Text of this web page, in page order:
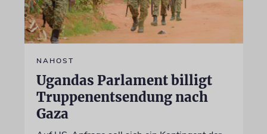
NAHOST
Ugandas Parlament billigt
Truppenentsendung nach
Gaza